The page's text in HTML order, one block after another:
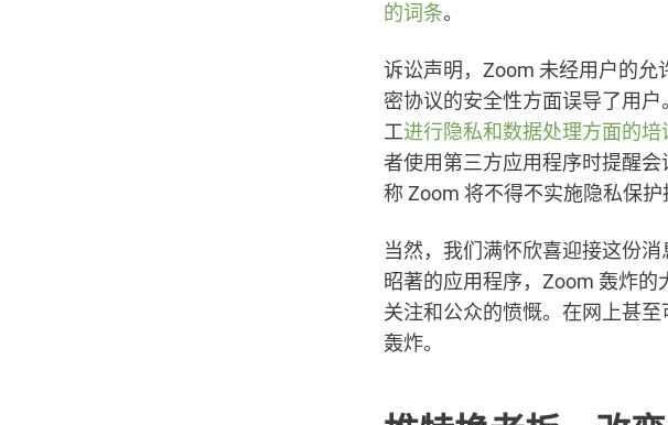
的词条。
诉讼声明，Zoom 未经用户的
密协议的安全性方面误导了用
工进行隐私和数据处理方面的培
者使用第三方应用程序时提醒
称 Zoom 将不得不实施隐私保护
当然，我们满怀欣喜迎接这份
昭著的应用程序，Zoom 轰炸
关注和公众的愤慨。在网上甚至
轰炸。